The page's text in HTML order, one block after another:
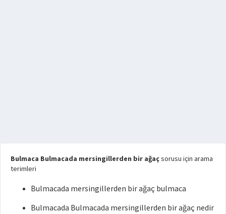
Bulmaca Bulmacada mersingillerden bir ağaçsorusu için arama
terimleri
Bulmacada mersingillerden bir ağaç bulmaca
Bulmacada Bulmacada mersingillerden bir ağaç nedir